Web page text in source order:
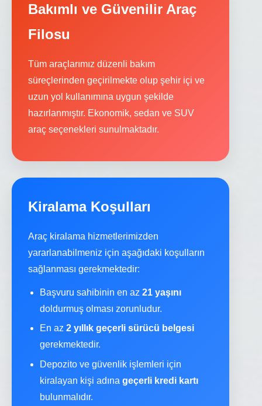
Bakımlı ve Güvenilir Araç
Filosu
Tüm araçlarımız düzenli bakım
süreçlerinden geçirilmekte olup şehir içi ve
uzun yol kullanımına uygun şekilde
hazırlanmıştır. Ekonomik, sedan ve SUV
araç seçenekleri sunulmaktadır.
Kiralama Koşulları
Araç kiralama hizmetlerimizden
yararlanabilmeniz için aşağıdaki koşulların
sağlanması gerekmektedir:
Başvuru sahibinin en az 21 yaşını
doldurmuş olması zorunludur.
En az 2 yıllık geçerli sürücü belgesi
gerekmektedir.
Depozito ve güvenlik işlemleri için
kiralayan kişi adına geçerli kredi kartı
bulunmalıdır.